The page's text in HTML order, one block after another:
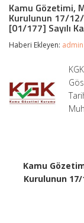
ve
Denetim
Standartları
Tarihli
ve
050.01.04-
[01/177]
Kamu Gözetimi,
Kurulunun 17/
[01/177] Sayılı
Haberi Ekleyen: admin
Kamu
Kurulunun 17/